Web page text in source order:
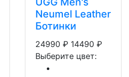
Neumel Leather
Ботинки
24990 ₽ 14490 ₽
Выберите цвет: